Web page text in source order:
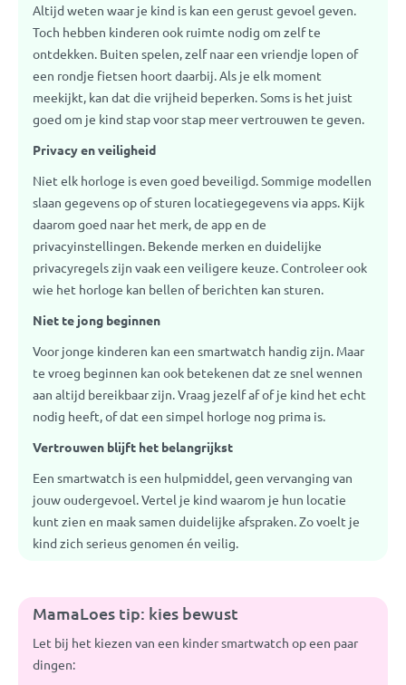
Altijd weten waar je kind is kan een gerust gevoel geven.
Toch hebben kinderen ook ruimte nodig om zelf te
ontdekken. Buiten spelen, zelf naar een vriendje lopen of
een rondje fietsen hoort daarbij. Als je elk moment
meekijkt, kan dat die vrijheid beperken. Soms is het juist
goed om je kind stap voor stap meer vertrouwen te geven.
Privacy en veiligheid
Niet elk horloge is even goed beveiligd. Sommige modellen
slaan gegevens op of sturen locatiegegevens via apps. Kijk
daarom goed naar het merk, de app en de
privacyinstellingen. Bekende merken en duidelijke
privacyregels zijn vaak een veiligere keuze. Controleer ook
wie het horloge kan bellen of berichten kan sturen.
Niet te jong beginnen
Voor jonge kinderen kan een smartwatch handig zijn. Maar
te vroeg beginnen kan ook betekenen dat ze snel wennen
aan altijd bereikbaar zijn. Vraag jezelf af of je kind het echt
nodig heeft, of dat een simpel horloge nog prima is.
Vertrouwen blijft het belangrijkst
Een smartwatch is een hulpmiddel, geen vervanging van
jouw oudergevoel. Vertel je kind waarom je hun locatie
kunt zien en maak samen duidelijke afspraken. Zo voelt je
kind zich serieus genomen én veilig.
MamaLoes tip: kies bewust
Let bij het kiezen van een kinder smartwatch op een paar
dingen: